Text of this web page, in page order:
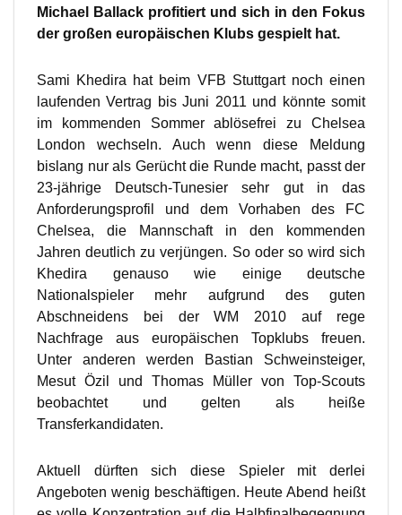
Michael Ballack profitiert und sich in den Fokus
der großen europäischen Klubs gespielt hat.
Sami Khedira hat beim VFB Stuttgart noch einen
laufenden Vertrag bis Juni 2011 und könnte somit
im kommenden Sommer ablösefrei zu Chelsea
London wechseln. Auch wenn diese Meldung
bislang nur als Gerücht die Runde macht, passt der
23-jährige Deutsch-Tunesier sehr gut in das
Anforderungsprofil und dem Vorhaben des FC
Chelsea, die Mannschaft in den kommenden
Jahren deutlich zu verjüngen. So oder so wird sich
Khedira genauso wie einige deutsche
Nationalspieler mehr aufgrund des guten
Abschneidens bei der WM 2010 auf rege
Nachfrage aus europäischen Topklubs freuen.
Unter anderen werden Bastian Schweinsteiger,
Mesut Özil und Thomas Müller von Top-Scouts
beobachtet und gelten als heiße
Transferkandidaten.
Aktuell dürften sich diese Spieler mit derlei
Angeboten wenig beschäftigen. Heute Abend heißt